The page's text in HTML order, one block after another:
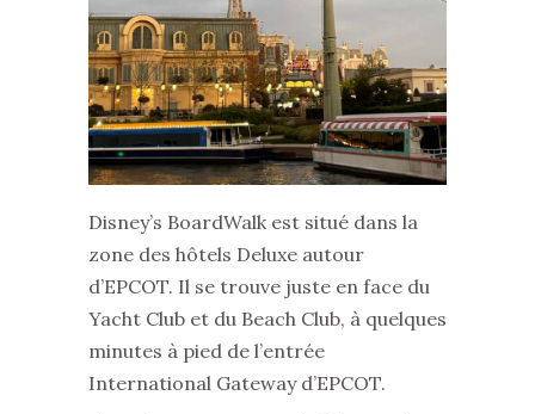
Disney’s BoardWalk est situé dans la
zone des hôtels Deluxe autour
d’EPCOT. Il se trouve juste en face du
Yacht Club et du Beach Club, à quelques
minutes à pied de l’entrée
International Gateway d’EPCOT.